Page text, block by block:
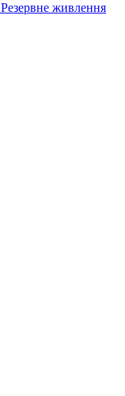
Резервне живлення